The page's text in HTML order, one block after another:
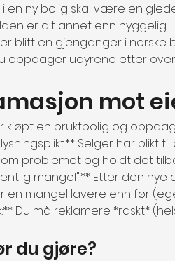
i en ny bolig skal være en
er alt annet enn hyggelig.
er blitt en gjenganger i norske
oppdager udyrene etter
mot
kjøpt en bruktbolig og
Selger har plikt
problemet og holdt det
mangel":** Etter den
en mangel lavere enn før
Du må reklamere *raskt*
du gjøre?